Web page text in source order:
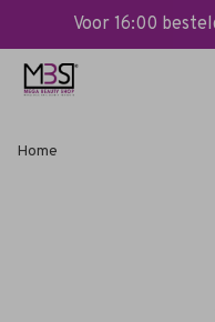
Voor 16:00
Home